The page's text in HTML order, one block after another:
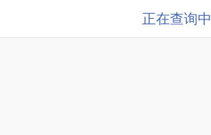
正在查询中